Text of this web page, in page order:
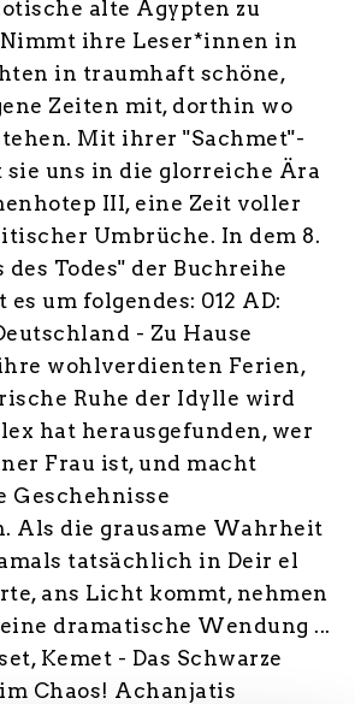
alte Ägypten zu
Nimmt ihre Leser*innen in
in traumhaft schöne,
Zeiten mit, dorthin wo
Mit ihrer "Sachmet"-
uns in die glorreiche Ära
III, eine Zeit voller
Umbrüche. In dem 8.
des Todes" der Buchreihe
es um folgendes: 012 AD:
- Zu Hause
wohlverdienten Ferien,
Ruhe der Idylle wird
hat herausgefunden, wer
Frau ist, und macht
Geschehnisse
Als die grausame Wahrheit
tatsächlich in Deir el
ans Licht kommt, nehmen
dramatische Wendung ...
Kemet - Das Schwarze
Chaos! Achanjatis